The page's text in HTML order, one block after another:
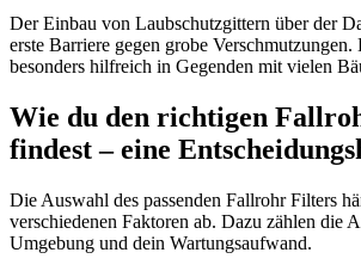
Der Einbau von Laubschutzgittern über der
erste Barriere gegen grobe Verschmutzungen.
besonders hilfreich in Gegenden mit vielen
Wie du den richtigen
findest – eine
Die Auswahl des passenden Fallrohr Filters
verschiedenen Faktoren ab. Dazu zählen die
Umgebung und dein Wartungsaufwand.